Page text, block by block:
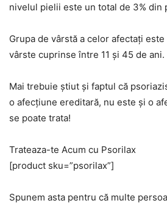
nivelul pielii este un total de 3% din
Grupa de vârstă a celor afectaţi
vârste cuprinse între 11 şi 45 de ani.
Mai trebuie ştiut şi faptul că
o afecţiune ereditară, nu este şi o
se poate trata!
Trateaza-te Acum cu Psorilax
[product sku=”psorilax”]
Spunem asta pentru că multe